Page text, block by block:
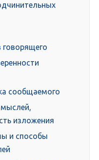
говорящего
сообщаемого
мыслей,
изложения
и способы